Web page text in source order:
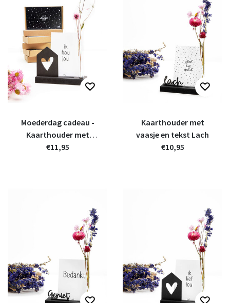
Moederdag cadeau -
Kaarthouder met
vaasje en houten
€11,95
Kaarthouder met
vaasje en tekst Lach
€10,95